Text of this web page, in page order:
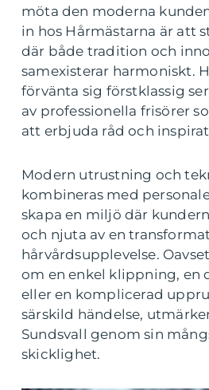
möta den moderna
in hos Hårmästarna är att
där både tradition och
samexisterar harmoniskt.
förvänta sig förstklassig
av professionella frisörer
att erbjuda råd och
Modern utrustning och
kombineras med
skapa en miljö där
och njuta av en
hårvårdsupplevelse.
om en enkel klippning, en
eller en komplicerad
särskild händelse,
Sundsvall genom sin
skicklighet.